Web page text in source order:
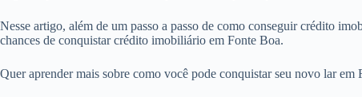
Nesse artigo, além de um passo a passo de como conseguir crédito
chances de conquistar crédito imobiliário em Fonte Boa.
Quer aprender mais sobre como você pode conquistar seu novo lar